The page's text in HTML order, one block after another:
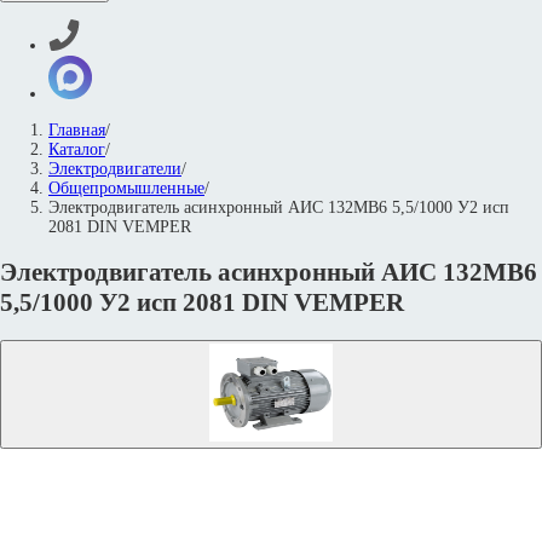
Главная/
Каталог/
Электродвигатели/
Общепромышленные/
Электродвигатель асинхронный АИС 132MВ6 5,5/1000 У2 исп
2081 DIN VEMPER
Электродвигатель асинхронный АИС 132MВ6
5,5/1000 У2 исп 2081 DIN VEMPER